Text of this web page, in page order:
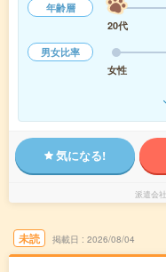
年齢層
20代
男女比率
女性
気になる!
派遣会社
未読 掲載日 2026/08/04